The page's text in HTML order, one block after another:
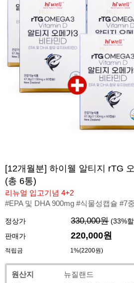
[12개월분] 하이웰 알티지 rTG
(총 6통)
리뉴얼 입고기념 4+2
#EPA 및 DHA 900mg #식물성캡슐 #7
정상가 330,000원 (33%
판매가
220,000원
적립금 1%(2200원)
원산지
뉴질랜드